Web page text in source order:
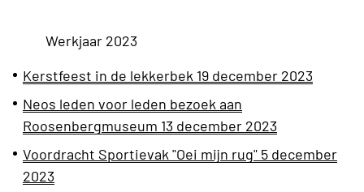
Werkjaar 2023
Kerstfeest in de lekkerbek 19 december 2023
Neos leden voor leden bezoek aan
Roosenbergmuseum 13 december 2023
Voordracht Sportievak "Oei mijn rug" 5 december
2023